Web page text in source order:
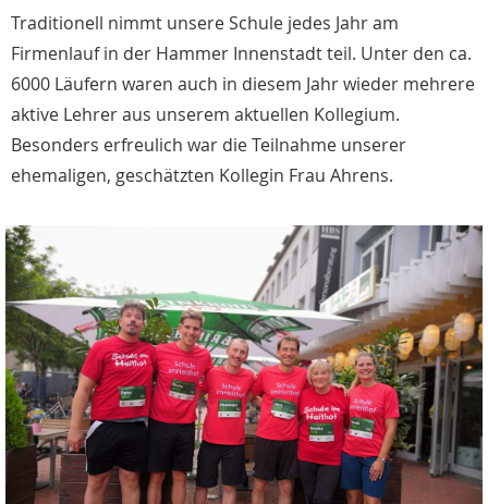
Traditionell nimmt unsere Schule jedes Jahr am
Firmenlauf in der Hammer Innenstadt teil. Unter den ca.
6000 Läufern waren auch in diesem Jahr wieder mehrere
aktive Lehrer aus unserem aktuellen Kollegium.
Besonders erfreulich war die Teilnahme unserer
ehemaligen, geschätzten Kollegin Frau Ahrens.